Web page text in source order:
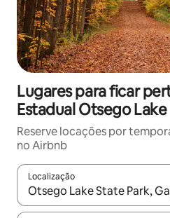
Lugares para ficar
Estadual Otsego Lake
Reserve locações por
no Airbnb
Localização
Quando os resultados